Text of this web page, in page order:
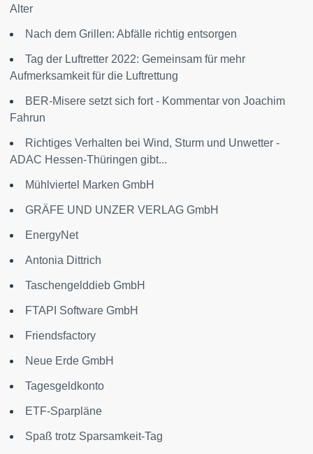
Alter
Nach dem Grillen: Abfälle richtig entsorgen
Tag der Luftretter 2022: Gemeinsam für mehr
Aufmerksamkeit für die Luftrettung
BER-Misere setzt sich fort - Kommentar von Joachim
Fahrun
Richtiges Verhalten bei Wind, Sturm und Unwetter -
ADAC Hessen-Thüringen gibt...
Mühlviertel Marken GmbH
GRÄFE UND UNZER VERLAG GmbH
EnergyNet
Antonia Dittrich
Taschengelddieb GmbH
FTAPI Software GmbH
Friendsfactory
Neue Erde GmbH
Tagesgeldkonto
ETF-Sparpläne
Spaß trotz Sparsamkeit-Tag